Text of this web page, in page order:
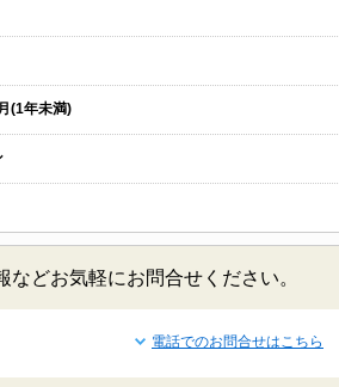
(1年未満)
どお気軽にお問合せください。
電話でのお問合せはこちら